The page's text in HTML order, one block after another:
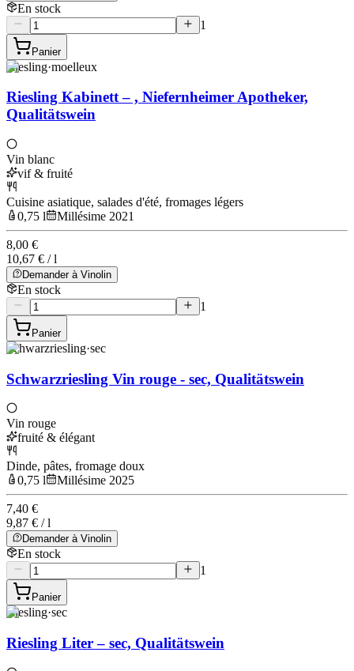
En stock
1
Panier
Riesling·moelleux
Riesling Kabinett – , Niefernheimer Apotheker,
Qualitätswein
Vin blanc
vif & fruité
Cuisine asiatique, salades d'été, fromages légers
0,75 l
Millésime 2021
8,00 €
10,67 € / l
Demander à Vinolin
En stock
1
Panier
Schwarzriesling·sec
Schwarzriesling Vin rouge - sec, Qualitätswein
Vin rouge
fruité & élégant
Dinde, pâtes, fromage doux
0,75 l
Millésime 2025
7,40 €
9,87 € / l
Demander à Vinolin
En stock
1
Panier
Riesling·sec
Riesling Liter – sec, Qualitätswein